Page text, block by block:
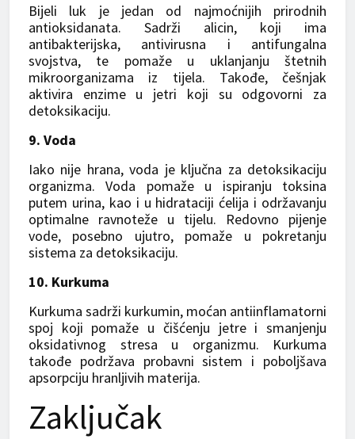
Bijeli luk je jedan od najmoćnijih prirodnih
antioksidanata. Sadrži alicin, koji ima
antibakterijska, antivirusna i antifungalna
svojstva, te pomaže u uklanjanju štetnih
mikroorganizama iz tijela. Takođe, češnjak
aktivira enzime u jetri koji su odgovorni za
detoksikaciju.
9. Voda
Iako nije hrana, voda je ključna za detoksikaciju
organizma. Voda pomaže u ispiranju toksina
putem urina, kao i u hidrataciji ćelija i održavanju
optimalne ravnoteže u tijelu. Redovno pijenje
vode, posebno ujutro, pomaže u pokretanju
sistema za detoksikaciju.
10. Kurkuma
Kurkuma sadrži kurkumin, moćan antiinflamatorni
spoj koji pomaže u čišćenju jetre i smanjenju
oksidativnog stresa u organizmu. Kurkuma
takođe podržava probavni sistem i poboljšava
apsorpciju hranljivih materija.
Zaključak